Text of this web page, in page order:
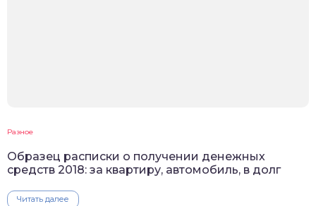
Разное
Образец расписки о получении денежных
средств 2018: за квартиру, автомобиль, в долг
Читать далее